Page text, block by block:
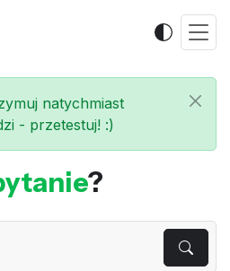
natychmiast
- przetestuj! :)
?